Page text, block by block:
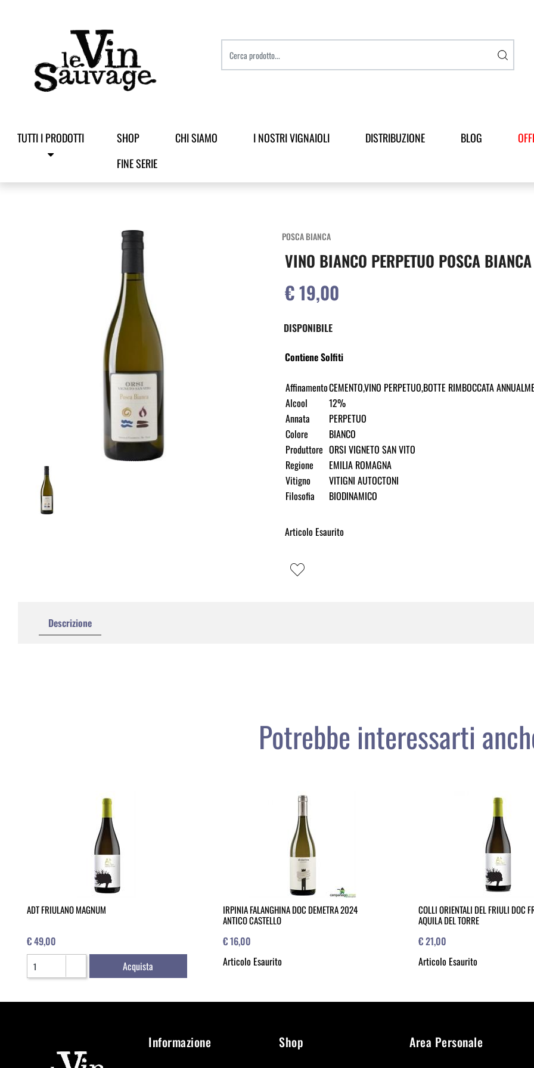
TUTTI I PRODOTTI SHOP CHI SIAMO I NOSTRI VIGNAIOLI DISTRIBUZIONE BLOG
FINE SERIE
POSCA BIANCA
VINO BIANCO PERPETUO POSCA
€ 19,00
DISPONIBILE
Contiene Solfiti
AffinamentoCEMENTO,VINO PERPETUO,BOTTE RIMBOCCATA
Alcool
12%
Annata
PERPETUO
Colore
BIANCO
Produttore ORSI VIGNETO SAN VITO
Regione
EMILIA ROMAGNA
Vitigno
VITIGNI AUTOCTONI
Filosofia
BIODINAMICO
Articolo Esaurito
Descrizione
Potrebbe interessarti
ADT FRIULANO MAGNUM
€ 49,00
Quantità
Acquista
IRPINIA FALANGHINA DOC DEMETRA 2024
ANTICO CASTELLO
€ 16,00
Articolo Esaurito
COLLI ORIENTALI DEL FRIULI DOC
AQUILA DEL TORRE
€ 21,00
Articolo Esaurito
Informazione Shop Area Personale